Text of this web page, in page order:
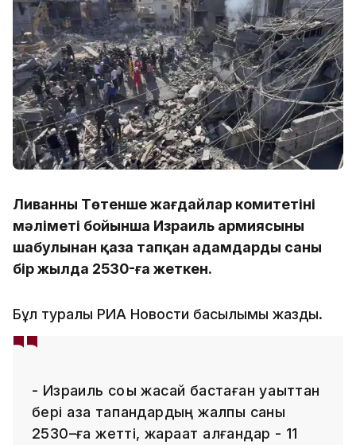
Ливанның Төтенше жағдайлар комитетінің
мәліметі бойынша Израиль армиясының
шабулынан қаза тапқан адамдардың саны
бір жылда 2530-ға жеткен.
Бұл туралы РИА Новости басылымы жазды.
- Израиль соққы жасай бастаған уақыттан
бері қаза тапқандардың жалпы саны
2530–ға жетті, жарақат алғандар - 11